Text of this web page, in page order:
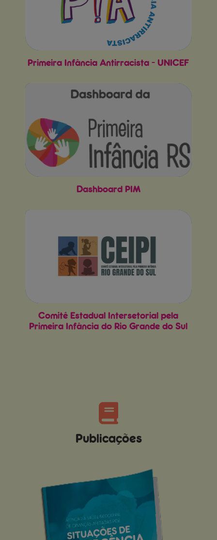
Primeira Infância Antirracista - UNICEF
Dashboard PIM
Comitê Estadual Intersetorial pela
Primeira Infância do Rio Grande do Sul
Publicações